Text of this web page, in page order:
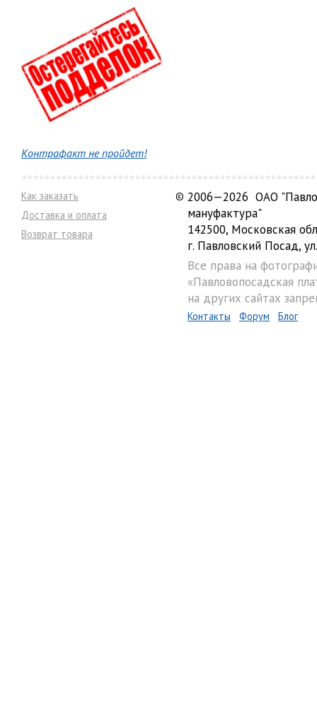
Контрафакт не пройдет!
Как заказать
Доставка и оплата
Возврат товара
© 2006—2026 ОАО
мануфактура"
142500, Московская
г. Павловский Посад,
Все права на
«Павловопосадская
на других сайтах
Контакты Форум Блог